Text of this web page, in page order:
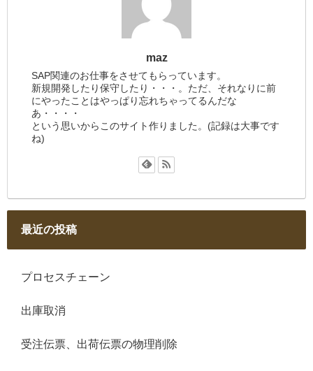
maz
SAP関連のお仕事をさせてもらっています。
新規開発したり保守したり・・・。ただ、それなりに前
にやったことはやっぱり忘れちゃってるんだな
あ・・・・
という思いからこのサイト作りました。(記録は大事です
ね)
最近の投稿
プロセスチェーン
出庫取消
受注伝票、出荷伝票の物理削除